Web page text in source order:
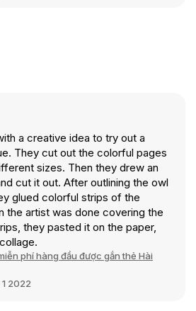
a creative idea to try out a
They cut out the colorful pages
sizes. Then they drew an
cut it out. After outlining the owl
glued colorful strips of the
the artist was done covering the
they pasted it on the paper,
phí hàng đầu được gắn thẻ Hài
2022